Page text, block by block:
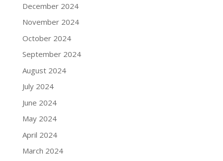
December 2024
November 2024
October 2024
September 2024
August 2024
July 2024
June 2024
May 2024
April 2024
March 2024